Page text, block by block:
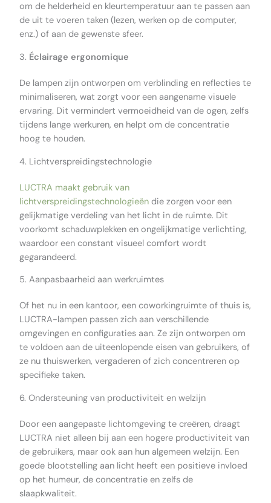
om de helderheid en kleurtemperatuur aan te passen aan
de uit te voeren taken (lezen, werken op de computer,
enz.) of aan de gewenste sfeer.
3. Éclairage ergonomique
De lampen zijn ontworpen om verblinding en reflecties te
minimaliseren, wat zorgt voor een aangename visuele
ervaring. Dit vermindert vermoeidheid van de ogen, zelfs
tijdens lange werkuren, en helpt om de concentratie
hoog te houden.
4. Lichtverspreidingstechnologie
LUCTRA maakt gebruik van
lichtverspreidingstechnologieëndie zorgen voor een
gelijkmatige verdeling van het licht in de ruimte. Dit
voorkomt schaduwplekken en ongelijkmatige verlichting,
waardoor een constant visueel comfort wordt
gegarandeerd.
5. Aanpasbaarheid aan werkruimtes
Of het nu in een kantoor, een coworkingruimte of thuis is,
LUCTRA-lampen passen zich aan verschillende
omgevingen en configuraties aan. Ze zijn ontworpen om
te voldoen aan de uiteenlopende eisen van gebruikers, of
ze nu thuiswerken, vergaderen of zich concentreren op
specifieke taken.
6. Ondersteuning van productiviteit en welzijn
Door een aangepaste lichtomgeving te creëren, draagt
LUCTRA niet alleen bij aan een hogere productiviteit van
de gebruikers, maar ook aan hun algemeen welzijn. Een
goede blootstelling aan licht heeft een positieve invloed
op het humeur, de concentratie en zelfs de
slaapkwaliteit.